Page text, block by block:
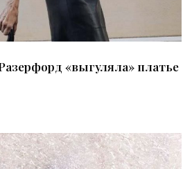
«выгуляла» платье